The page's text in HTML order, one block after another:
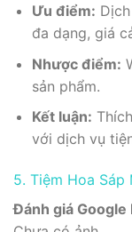
Ưu điểm:
đa dạng, giá
Nhược điểm:
sản phẩm.
Kết luận:
với dịch vụ
5. Tiệm Hoa Sáp
Đánh giá Google